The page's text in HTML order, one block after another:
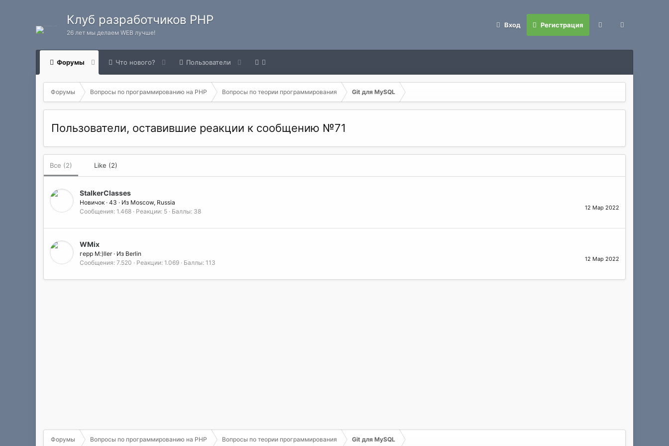
Клуб разработчиков PHP
26 лет мы делаем WEB лучше!
Вход Регистрация
Форумы Что нового? Пользователи
Форумы Вопросы по программированию на РНР Вопросы по теории программирования Git для MySQL
Пользователи, оставившие реакции к сообщению №71
Все (2) Like (2)
12 Мар 2022
StalkerClasses
Новичок · 43 · Из Moscow, Russia
Сообщения 1.468 Реакции 5 Баллы 38
12 Мар 2022
WMix
герр M:)ller · Из Berlin
Сообщения 7.520 Реакции 1.069 Баллы 113
Форумы Вопросы по программированию на РНР Вопросы по теории программирования Git для MySQL